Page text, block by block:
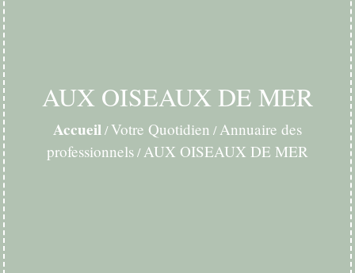
AUX OISEAUX DE MER
Accueil/Votre Quotidien /Annuaire des
professionnels/AUX OISEAUX DE MER